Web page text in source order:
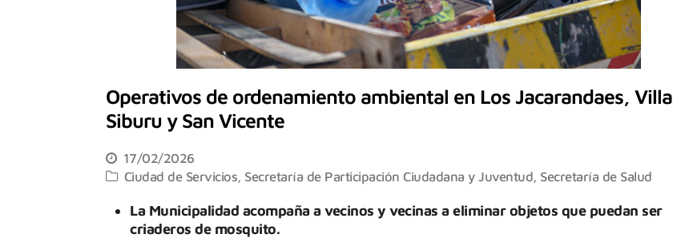
Operativos de ordenamiento ambiental en Los Jacarandaes, Villa
Siburu y San Vicente
17/02/2026
Ciudad de Servicios, Secretaría de Participación Ciudadana y Juventud, Secretaría de Salud
La Municipalidad acompaña a vecinos y vecinas a eliminar objetos que puedan ser
criaderos de mosquito.